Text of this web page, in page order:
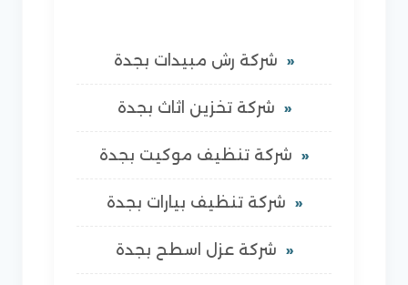
شركة رش مبيدات بجدة
شركة تخزين اثاث بجدة
شركة تنظيف موكيت بجدة
شركة تنظيف بيارات بجدة
شركة عزل اسطح بجدة